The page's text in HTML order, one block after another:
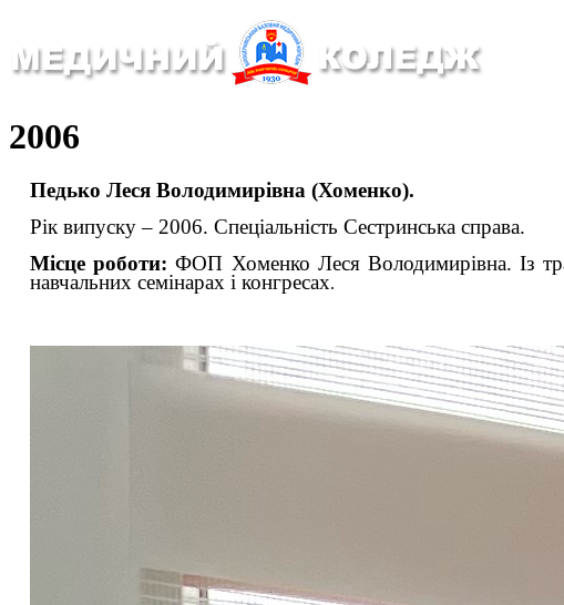
2006
Педько Леся Володимирівна (Хоменко).
Рік випуску – 2006. Спеціальність Сестринська справа.
Місце роботи: ФОП Хоменко Леся Володимирівна. Із
навчальних семінарах і конгресах.